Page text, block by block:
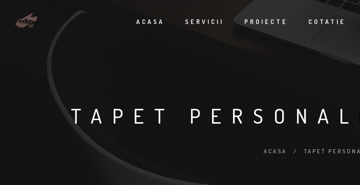
ACASA SERVICII PROIECTE COTATIE
TAPET
ACASA / TAPET